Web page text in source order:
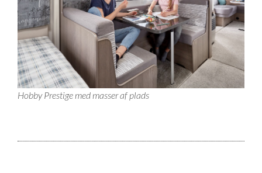
Hobby Prestige med masser af plads